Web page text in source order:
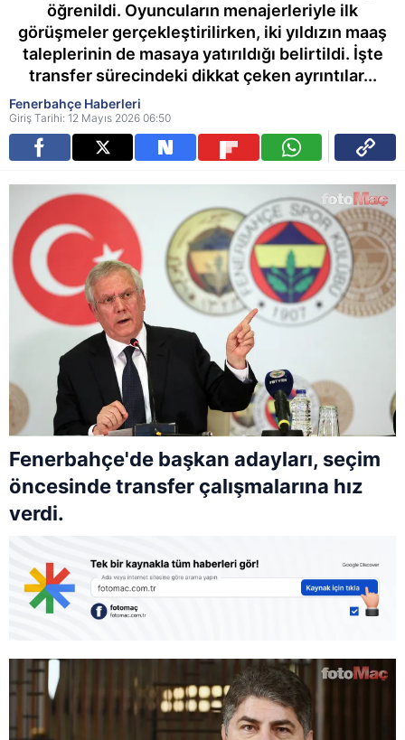
öğrenildi. Oyuncuların menajerleriyle ilk
görüşmeler gerçekleştirilirken, iki yıldızın maaş
taleplerinin de masaya yatırıldığı belirtildi. İşte
transfer sürecindeki dikkat çeken ayrıntılar...
Fenerbahçe Haberleri
Giriş Tarihi: 12 Mayıs 2026 06:50
Fenerbahçe'de başkan adayları, seçim
öncesinde transfer çalışmalarına hız
verdi.